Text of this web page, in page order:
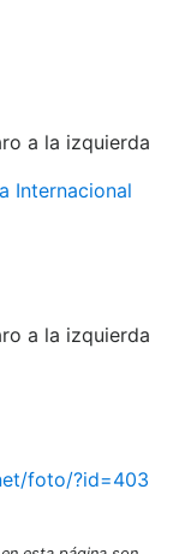
a la izquierda
Internacional
a la izquierda
foto/?id=403